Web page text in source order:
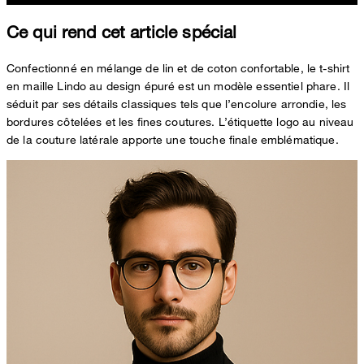
Ce qui rend cet article spécial
Confectionné en mélange de lin et de coton confortable, le t-shirt
en maille Lindo au design épuré est un modèle essentiel phare. Il
séduit par ses détails classiques tels que l’encolure arrondie, les
bordures côtelées et les fines coutures. L’étiquette logo au niveau
de la couture latérale apporte une touche finale emblématique.